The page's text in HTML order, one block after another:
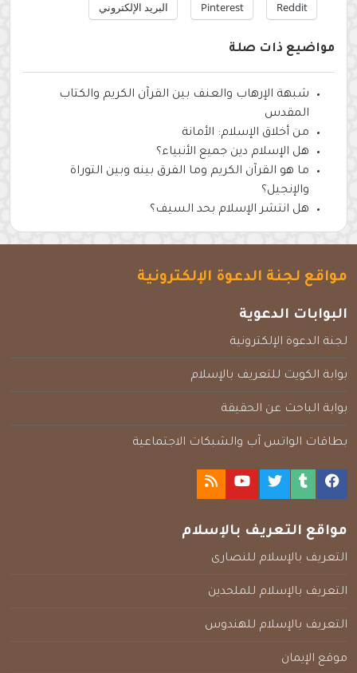
Reddit
Pinterest البريد الإلكتروني
مواضيع ذات صلة
شبهة الإرهاب والعنف بين القرآن الكريم والكتاب
المقدس
من أخلاق الإسلام: الأمانة
هل الإسلام دين جميع الأنبياء؟
ما هو القرآن الكريم وما الفرق بينه وبين التوراة
والإنجيل؟
هل انتشر الإسلام بحد السيف؟
مواقع لجنة الدعوة الإلكترونية
البوابات الدعوية
لجنة الدعوة الإلكترونية
بوابة الكويت للتعريف بالإسلام
بوابة الباحث عن الحقيقة
بطاقات الواتس آب والشبكات الاجتماعية
مواقع التعريف بالإسلام
التعريف بالإسلام للنصارى
التعريف بالإسلام للملحدين
التعريف بالإسلام للهندوس
موقع الإيمان